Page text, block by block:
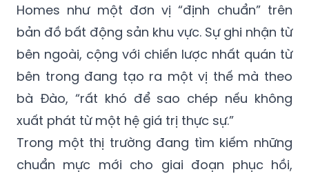
Homes như một đơn vị “định chuẩn” trên
bản đồ bất động sản khu vực. Sự ghi nhận từ
bên ngoài, cộng với chiến lược nhất quán từ
bên trong đang tạo ra một vị thế mà theo
bà Đào, “rất khó để sao chép nếu không
xuất phát từ một hệ giá trị thực sự.”
Trong một thị trường đang tìm kiếm những
chuẩn mực mới cho giai đoạn phục hồi,